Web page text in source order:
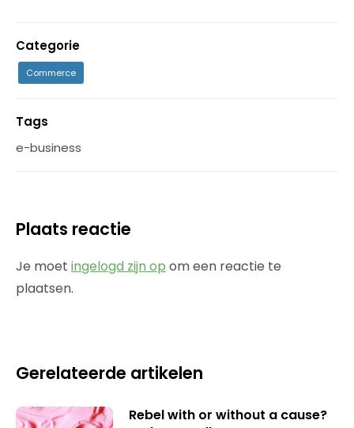
Categorie
Commerce
Tags
e-business
Plaats reactie
Je moet ingelogd zijn op om een reactie te
plaatsen.
Gerelateerde artikelen
Rebel with or without a cause?